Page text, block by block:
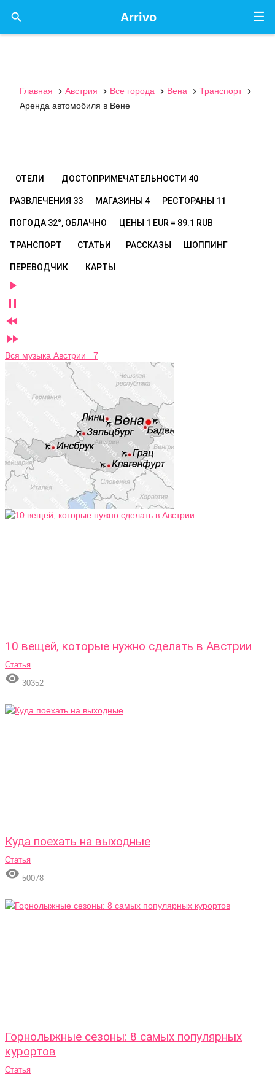
☰
Arrivo

Главная  Австрия  Все города  Вена  Транспорт

Аренда автомобиля в Вене
ОТЕЛИ ДОСТОПРИМЕЧАТЕЛЬНОСТИ 40
РАЗВЛЕЧЕНИЯ 33 МАГАЗИНЫ 4 РЕСТОРАНЫ 11
ПОГОДА 32°, ОБЛАЧНО ЦЕНЫ 1 EUR = 89.1 RUB
ТРАНСПОРТ СТАТЬИ РАССКАЗЫ ШОППИНГ
ПЕРЕВОДЧИК КАРТЫ




Вся музыка Австрии 7
10 вещей, которые нужно сделать в Австрии
Статья
 30352
Куда поехать на выходные
Статья
 50078
Горнолыжные сезоны: 8 самых популярных
курортов
Статья